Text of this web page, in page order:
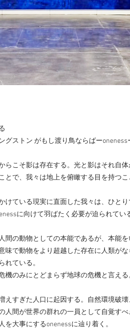
グストン がもし渡り鳥ならばー
らこそ影は存在する。光と影はそれ自
とで、我々は地上を俯瞰する目を持つこ
けている現実に直面した我々は、ひと
に向けて羽ばたく必要が迫られてい
間の動物としての本能であるが、本能
味で動物をより超越した存在に人類が
れている。
機のみにとどまらず地球の危機と言える
えすぎた人口に起因する。自然環境破
人間が世界の群れの一員として自覚す
を大事にするonenessに辿り着く。